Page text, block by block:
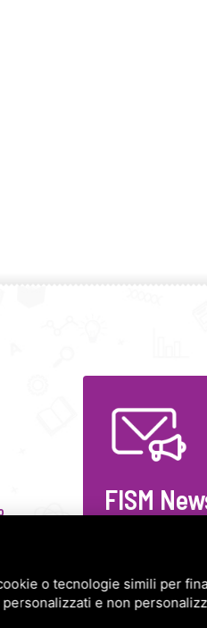
FISM
Compila il
o tecnologie simili per
e non